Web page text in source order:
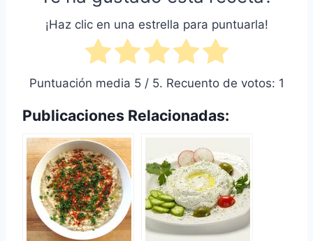
¡Haz clic en una estrella para puntuarla!
Puntuación media 5/ 5. Recuento de votos: 1
Publicaciones Relacionadas: